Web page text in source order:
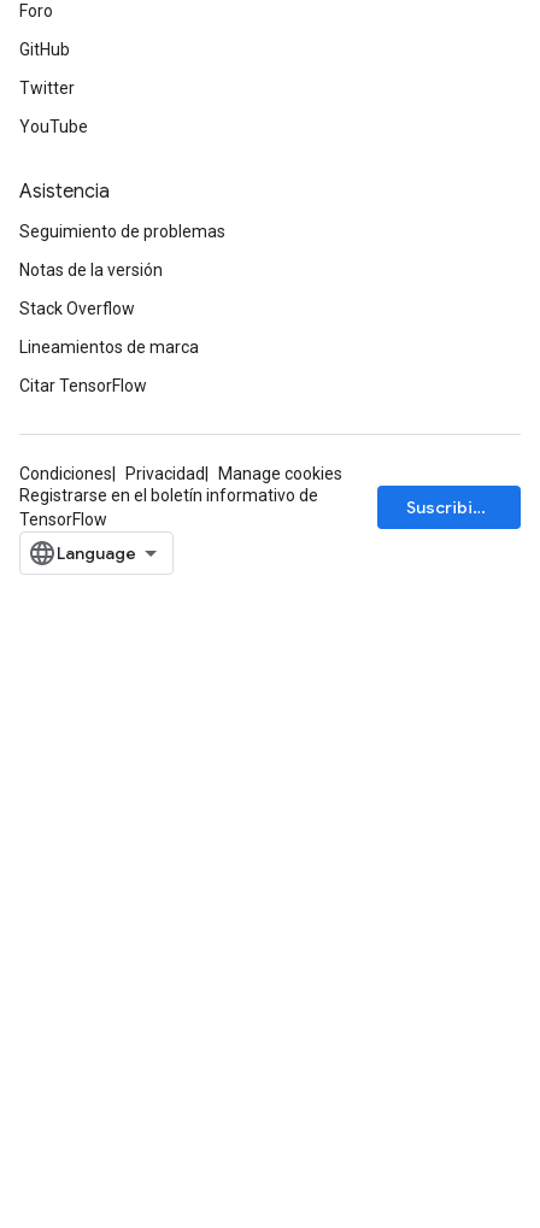
Foro
GitHub
Twitter
YouTube
Asistencia
Seguimiento de problemas
Notas de la versión
Stack Overflow
Lineamientos de marca
Citar TensorFlow
Condiciones Privacidad
Manage cookies
Registrarse en el boletín informativo de
TensorFlow
Suscribirse